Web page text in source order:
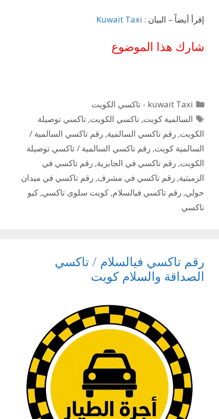
إقرأ أيضاً – البيان : Kuwait Taxi
شارك هذا الموضوع
التصنيفات
kuwait Taxi - تاكسي الكويت
الوسوم
السالمية كويت,تاكسي الكويت,تاكسي توصيلة
الكويت, رقم تاكسي السالمية, رقم تاكسي السالمية /
السالمية كويت, رقم تاكسي السالمية / تاكسي توصيلة
الكويت, رقم تاكسي في الجابرية, رقم تاكسي في
الرميثية, رقم تاكسي في مشرف, رقم تاكسي في ميدان
حولي, رقم تاكسي فيالسلام, كويت سلوى تاكسي, كيو
تاكسي
رقم تاكسي فيالسلام / تاكسي
الصداقة والسلام كويت